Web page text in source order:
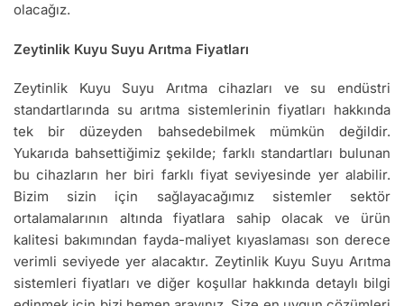
olacağız.
Zeytinlik Kuyu Suyu Arıtma Fiyatları
Zeytinlik Kuyu Suyu Arıtma cihazları ve su endüstri
standartlarında su arıtma sistemlerinin fiyatları hakkında
tek bir düzeyden bahsedebilmek mümkün değildir.
Yukarıda bahsettiğimiz şekilde; farklı standartları bulunan
bu cihazların her biri farklı fiyat seviyesinde yer alabilir.
Bizim sizin için sağlayacağımız sistemler sektör
ortalamalarının altında fiyatlara sahip olacak ve ürün
kalitesi bakımından fayda-maliyet kıyaslaması son derece
verimli seviyede yer alacaktır. Zeytinlik Kuyu Suyu Arıtma
sistemleri fiyatları ve diğer koşullar hakkında detaylı bilgi